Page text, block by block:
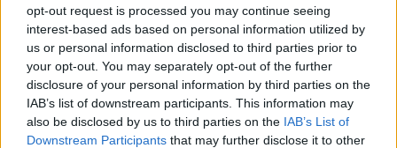
opt-out request is processed you may continue seeing
interest-based ads based on personal information utilized by
us or personal information disclosed to third parties prior to
your opt-out. You may separately opt-out of the further
disclosure of your personal information by third parties on the
IAB’s list of downstream participants. This information may
also be disclosed by us to third parties on the IAB’s List of
Downstream Participants that may further disclose it to other
μίλια/ώρα, δηλαδή τρεις φορές μεγαλύτερη από
την ταχύτητα του ήχου.
Πρόκειται για την πρώτη αμιγώς γυναικεία
αποστολή από το 1963, όταν η Ρωσίδα
κοσμοναύτης Βαλεντίνα Τερεσκόβα ταξίδεψε